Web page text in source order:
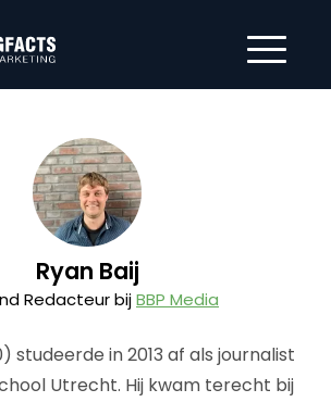
Ryan Baij
Redacteur bijBBP Media
studeerde in 2013 af als journalist
Utrecht. Hij kwam terecht bij